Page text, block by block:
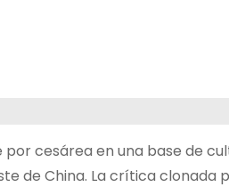
por cesárea en una base de
de China. La crítica clonada